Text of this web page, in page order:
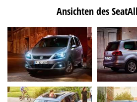
Ansichten des